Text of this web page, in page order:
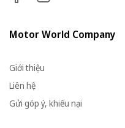
Motor World Company
Giới thiệu
Liên hệ
Gửi góp ý, khiếu nại